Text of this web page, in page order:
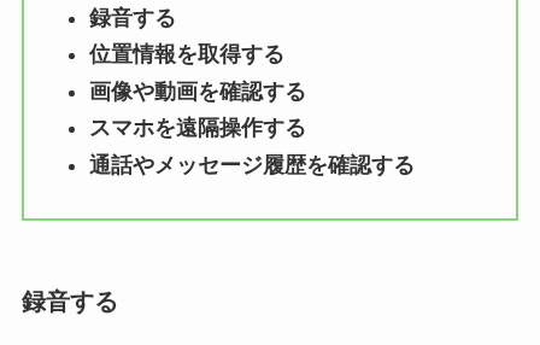
録音する
位置情報を取得する
画像や動画を確認する
スマホを遠隔操作する
通話やメッセージ履歴を確認する
録音する